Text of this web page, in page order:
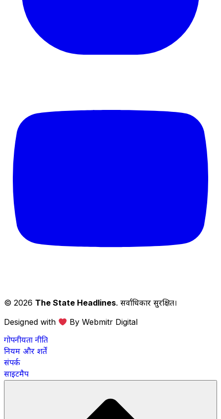
© 2026 The State Headlines. सर्वाधिकार सुरक्षित।
Designed with
By Webmitr Digital
गोपनीयता नीति
नियम और शर्तें
संपर्क
साइटमैप